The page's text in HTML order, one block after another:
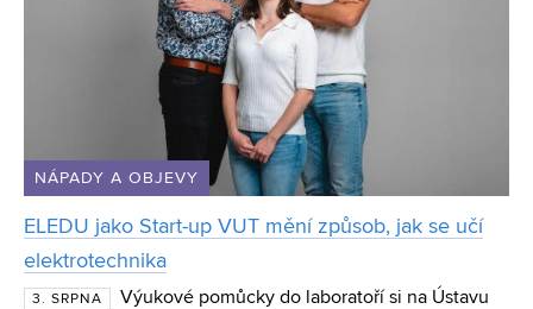
NÁPADY A OBJEVY
ELEDU jako Start-up VUT mění způsob, jak se učí
elektrotechnika
3. SRPNA
Výukové pomůcky do laboratoří si na Ústavu